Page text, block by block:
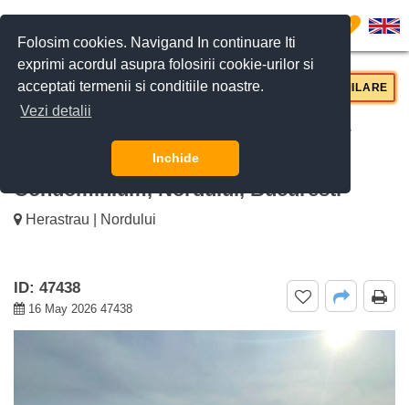
Folosim cookies. Navigand In continuare Iti
exprimi acordul asupra folosirii cookie-urilor si
acceptati termenii si conditiile noastre.
Vezi detalii
Inchide
0
De inchiriat Penthouse cu 3 Camere
Lângă Parcul Herăstrău Lakeview
Condominium, Nordului, Bucuresti
Herastrau | Nordului
ID: 47438
16 May 2026 47438
CERE DETALII SUNĂ-NE SIMILARE